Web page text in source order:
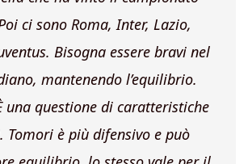
ci sono Roma, Inter, Lazio,
Bisogna essere bravi nel
mantenendo l’equilibrio.
una questione di caratteristiche
Tomori è più difensivo e può